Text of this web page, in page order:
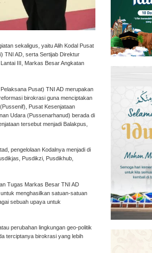
sekaligus, yaitu Alih Kodal Pusat
TNI AD, serta Sertijab Direktur
III, Markas Besar Angkatan
Pusat) TNI AD merupakan
birokrasi guna menciptakan
Pusat Kesenjataan
Udara (Pussenarhanud) berada di
tersebut menjadi Balakpus,
pengelolaan Kodalnya menjadi di
Pusdikzi, Pusdikhub,
Tugas Markas Besar TNI AD
menghasilkan satuan-satuan
sebuah upaya untuk
perubahan lingkungan geo-politik
terciptanya birokrasi yang lebih